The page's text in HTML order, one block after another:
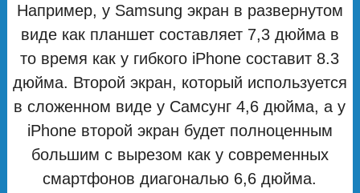
Например, у Samsung экран в развернутом
виде как планшет составляет 7,3 дюйма в
то время как у гибкого iPhone составит 8.3
дюйма. Второй экран, который используется
в сложенном виде у Самсунг 4,6 дюйма, а у
iPhone второй экран будет полноценным
большим с вырезом как у современных
смартфонов диагональю 6,6 дюйма.